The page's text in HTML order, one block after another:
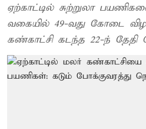
ஏற்காட்டில் சுற்றுலா
வகையில் 49-வது கோடை
கண்காட்சி கடந்த 22-ந் தேதி